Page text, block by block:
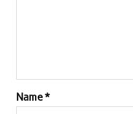
Name*